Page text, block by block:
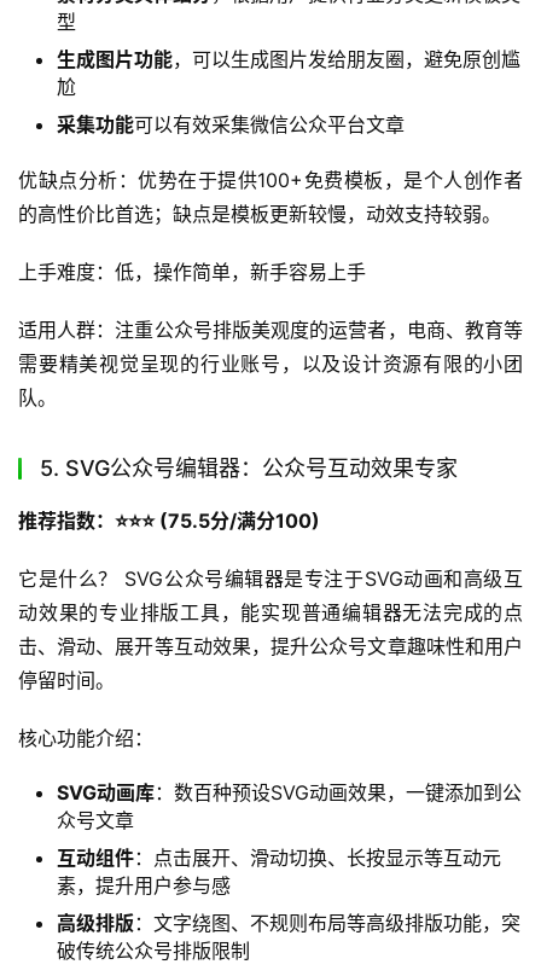
核心功能介绍：
左侧素材库，右侧编辑模式
的清晰界面布局
傻瓜式操作，用户可以直接在左边选择素材，也可以收
调色器功能与微信公众平台保持一致，确保排版效果一
致
型
尬
采集功能可以有效采集微信公众平台文章
的高性价比首选；缺点是模板更新较慢，动效支持较弱。
上手难度：低，操作简单，新手容易上手
适用人群：注重公众号排版美观度的运营者，电商、教育等
需要精美视觉呈现的行业账号，以及设计资源有限的小团
队。
它是什么？ SVG公众号编辑器是专注于SVG动画和高级互
动效果的专业排版工具，能实现普通编辑器无法完成的点
击、滑动、展开等互动效果，提升公众号文章趣味性和用户
停留时间。